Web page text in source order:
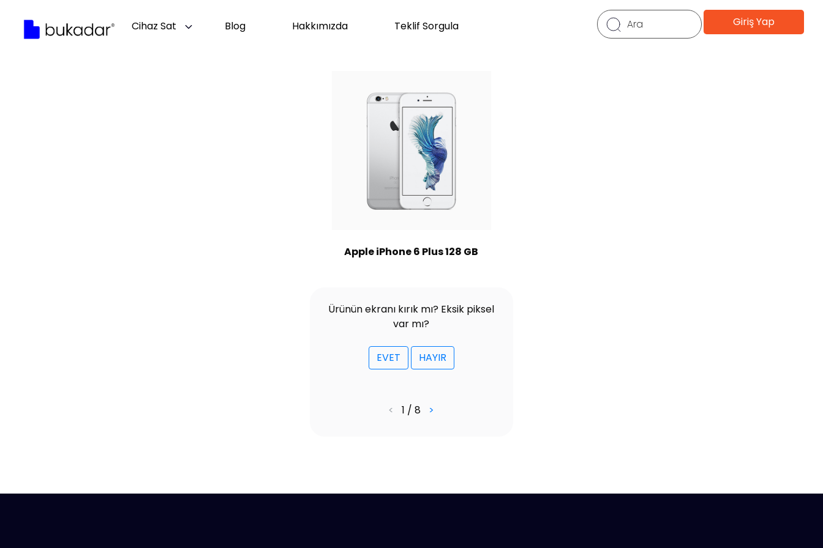
Cihaz Sat Blog Hakkımızda Teklif Sorgula Giriş Yap
Apple iPhone 6 Plus 128 GB
Ürünün ekranı kırık mı? Eksik piksel
var mı?
EVET HAYIR
< 1 / 8 >